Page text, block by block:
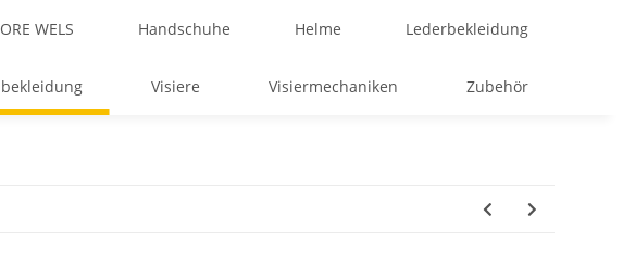
WELS Handschuhe Helme Lederbekleidung
Visiere Visiermechaniken Zubehör